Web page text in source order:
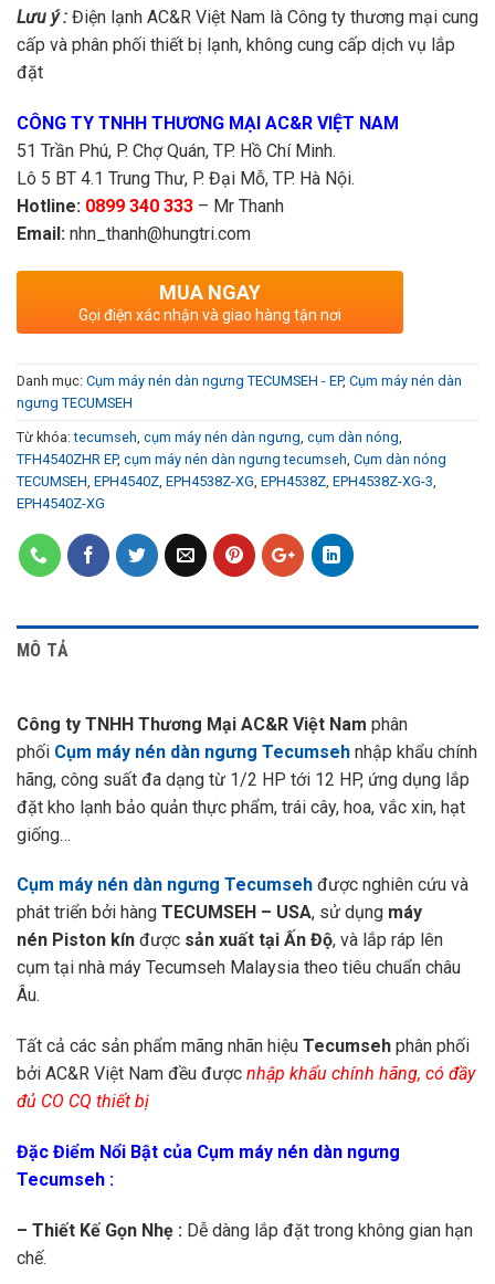
Lưu ý : Điện lạnh AC&R Việt Nam là Công ty thương mại cung
cấp và phân phối thiết bị lạnh, không cung cấp dịch vụ lắp
đặt
CÔNG TY TNHH THƯƠNG MẠI AC&R VIỆT NAM
51 Trần Phú, P. Chợ Quán, TP. Hồ Chí Minh.
Lô 5 BT 4.1 Trung Thư, P. Đại Mỗ, TP. Hà Nội.
Hotline: 0899 340 333 – Mr Thanh
Email: nhn_thanh@hungtri.com
MUA NGAY
Gọi điện xác nhận và giao hàng tận nơi
Danh mục: Cụm máy nén dàn ngưng TECUMSEH - EP, Cụm máy nén dàn
ngưng TECUMSEH
Từ khóa:tecumseh cụm máy nén dàn ngưng cụm dàn nóng
TFH4540ZHR EP, cụm máy nén dàn ngưng tecumseh Cụm dàn nóng
TECUMSEH EPH4540Z EPH4538Z-XG EPH4538Z EPH4538Z-XG-3
EPH4540Z-XG
MÔ TẢ
Công ty TNHH Thương Mại AC&R Việt Nam phân
phối Cụm máy nén dàn ngưng Tecumseh nhập khẩu chính
hãng, công suất đa dạng từ 1/2 HP tới 12 HP, ứng dụng lắp
đặt kho lạnh bảo quản thực phẩm, trái cây, hoa, vắc xin, hạt
giống…
Cụm máy nén dàn ngưng Tecumseh được nghiên cứu và
phát triển bởi hàng TECUMSEH – USA, sử dụng máy
nén Piston kín được sản xuất tại Ấn Độ, và lắp ráp lên
cụm tại nhà máy Tecumseh Malaysia theo tiêu chuẩn châu
Âu.
Tất cả các sản phẩm mãng nhãn hiệu Tecumseh phân phối
bởi AC&R Việt Nam đều được nhập khẩu chính hãng, có đầy
đủ CO CQ thiết bị
Đặc Điểm Nổi Bật của Cụm máy nén dàn ngưng
Tecumseh :
– Thiết Kế Gọn Nhẹ : Dễ dàng lắp đặt trong không gian hạn
chế.